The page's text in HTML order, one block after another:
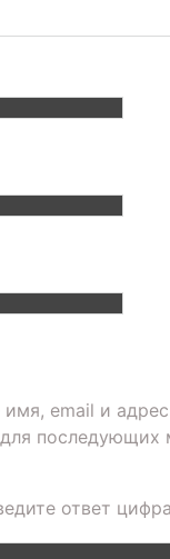
email и
последующих
ответ